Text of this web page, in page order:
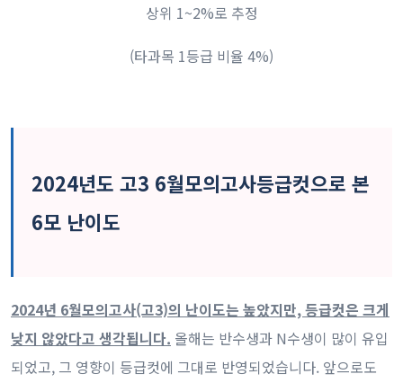
상위 1~2%로 추정
(타과목 1등급 비율 4%)
2024년도 고3 6월모의고사등급컷으로 본
6모 난이도
2024년 6월모의고사(고3)의 난이도는 높았지만, 등급컷은 크게
낮지 않았다고 생각됩니다. 올해는 반수생과 N수생이 많이 유입
되었고, 그 영향이 등급컷에 그대로 반영되었습니다. 앞으로도